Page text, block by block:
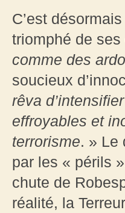
C’est
triomphé de
comme des
soucieux
rêva
effroyables et
terrorisme. » Le
par les « périls
chute de
réalité, la